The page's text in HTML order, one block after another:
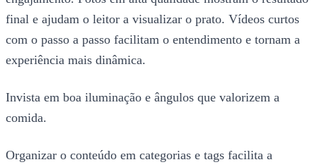
final e ajudam o leitor a visualizar o prato. Vídeos curtos
com o passo a passo facilitam o entendimento e tornam a
experiência mais dinâmica.
Invista em boa iluminação e ângulos que valorizem a
comida.
Organizar o conteúdo em categorias e tags facilita a